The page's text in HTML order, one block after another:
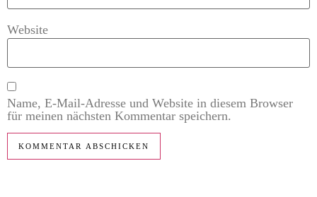
Website
Name, E-Mail-Adresse und Website in diesem Browser
für meinen nächsten Kommentar speichern.